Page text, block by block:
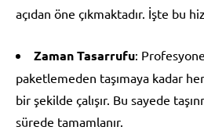
açıdan öne çıkmaktadır. İşte bu
Zaman Tasarrufu:
paketlemeden taşımaya kadar
bir şekilde çalışır. Bu sayede
sürede tamamlanır.